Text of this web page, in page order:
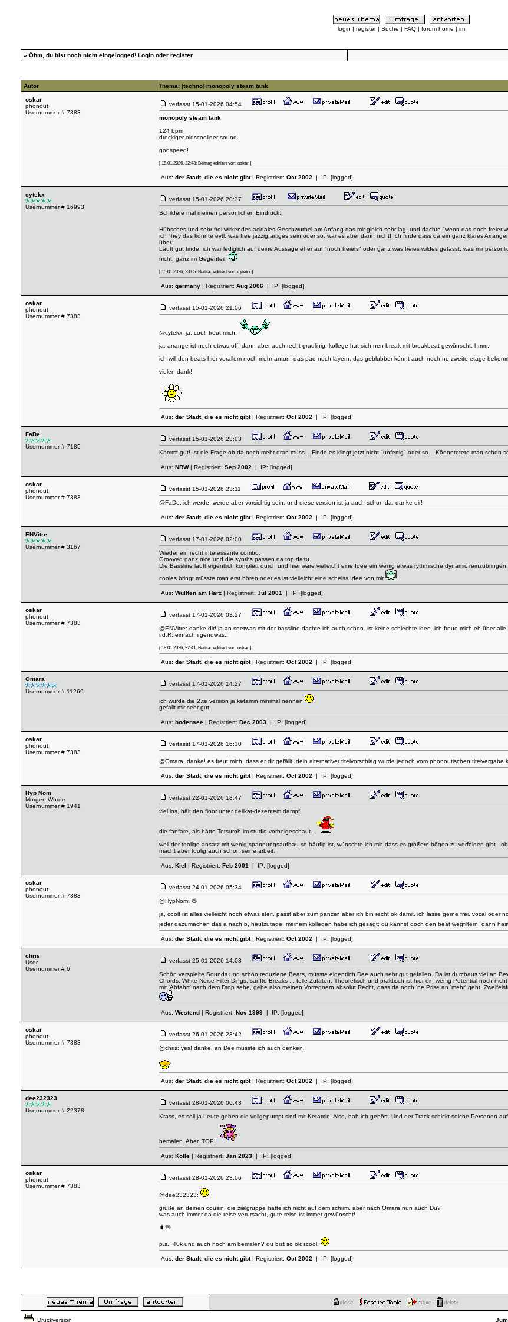
login | register | Suche | FAQ | forum home | im
» Öhm, du bist noch nicht eingelogged! Login oder register
Autor Thema: [techno] monopoly steam tank
oskar
phonout
Usernummer # 7383
verfasst 15-01-2026 04:54
monopoly steam tank
124 bpm
dreckiger oldscooliger sound.
godspeed!
[ 18.01.2026, 22:43: Beitrag editiert von: oskar ]
Aus: der Stadt, die es nicht gibt| Registriert: Oct 2002 | IP: [logged]
cytekx
Usernummer # 16993
verfasst 15-01-2026 20:37
Schildere mal meinen persönlichen Eindruck:
Hübsches und sehr frei wirkendes acidales Geschwurbel am Anfang das mir gleich sehr lag, und dachte "wenn das noch freier
ich "hey das könnte evtl. was free jazzig artiges sein oder so, war es aber dann nicht! Ich finde dass da ein ganz klares
über.
Läuft gut finde, ich war lediglich auf deine Aussage eher auf "noch freiers" oder ganz was freies wildes gefasst, was mir
nicht, ganz im Gegenteil.
[ 15.01.2026, 23:05: Beitrag editiert von: cytekx ]
Aus: germany | Registriert: Aug 2006 | IP: [logged]
oskar
phonout
Usernummer # 7383
verfasst 15-01-2026 21:06
@cytekx: ja, cool! freut mich!
ja, arrange ist noch etwas off, dann aber auch recht gradlinig. kollege hat sich nen break mit breakbeat gewünscht. hmm..
ich will den beats hier vorallem noch mehr antun, das pad noch layern, das geblubber könnt auch noch ne zweite etage
vielen dank!
Aus: der Stadt, die es nicht gibt| Registriert: Oct 2002 | IP: [logged]
FaDe
Usernummer # 7185
verfasst 15-01-2026 23:03
Kommt gut! Ist die Frage ob da noch mehr dran muss... Finde es klingt jetzt nicht "unfertig" oder so... Könnntetete man schon
Aus: NRW| Registriert: Sep 2002 | IP: [logged]
oskar
phonout
Usernummer # 7383
verfasst 15-01-2026 23:11
@FaDe: ich werde. werde aber vorsichtig sein, und diese version ist ja auch schon da. danke dir!
Aus: der Stadt, die es nicht gibt| Registriert: Oct 2002 | IP: [logged]
ENVitre
Usernummer # 3167
verfasst 17-01-2026 02:00
Wieder ein recht interessante combo.
Grooved ganz nice und die synths passen da top dazu.
Die Bassline läuft eigentlich komplett durch und hier wäre vielleicht eine Idee ein wenig etwas rythmische dynamic
cooles bringt müsste man erst hören oder es ist vielleicht eine scheiss Idee von mir
Aus: Wulften am Harz | Registriert: Jul 2001 | IP: [logged]
oskar
phonout
Usernummer # 7383
verfasst 17-01-2026 03:27
@ENVitre: danke dir! ja an soetwas mit der bassline dachte ich auch schon. ist keine schlechte idee. ich freue mich eh über
i.d.R. einfach irgendwas..
[ 18.01.2026, 22:41: Beitrag editiert von: oskar ]
Aus: der Stadt, die es nicht gibt| Registriert: Oct 2002 | IP: [logged]
Omara
Usernummer # 11269
verfasst 17-01-2026 14:27
ich würde die 2.te version ja ketamin minimal nennen
gefällt mir sehr gut
Aus: bodensee | Registriert: Dec 2003 | IP: [logged]
oskar
phonout
Usernummer # 7383
verfasst 17-01-2026 16:30
@Omara: danke! es freut mich, dass er dir gefällt! dein alternativer titelvorschlag wurde jedoch vom phonoutischen titelvergabe
Aus: der Stadt, die es nicht gibt| Registriert: Oct 2002 | IP: [logged]
Hyp Nom
Morgen Wurde
Usernummer # 1941
verfasst 22-01-2026 18:47
viel los, hält den floor unter delikat-dezentem dampf.
die fanfare, als hätte Tetsuroh im studio vorbeigeschaut.
weil der toolige ansatz mit wenig spannungsaufbau so häufig ist, wünschte ich mir, dass es größere bögen zu verfolgen gibt -
macht aber toolig auch schon seine arbeit.
Aus: Kiel | Registriert: Feb 2001 | IP: [logged]
oskar
phonout
Usernummer # 7383
verfasst 24-01-2026 05:34
@HypNom: 🖖
ja, cool! ist alles vielleicht noch etwas steif. passt aber zum panzer. aber ich bin recht ok damit. ich lasse gerne frei. vocal
jeder dazumachen das a nach b, heutzutage. meinem kollegen habe ich gesagt: du kannst doch den beat wegfiltern, dann
Aus: der Stadt, die es nicht gibt| Registriert: Oct 2002 | IP: [logged]
chris
User
Usernummer # 6
verfasst 25-01-2026 14:03
Schön verspielte Sounds und schön reduzierte Beats, müsste eigentlich Dee auch sehr gut gefallen. Da ist durchaus viel an
Chords, White-Noise-Filter-Dings, sanfte Breaks ... tolle Zutaten. Theoretisch und praktisch ist hier ein wenig Potential noch
mit 'Abfahrt' nach dem Drop sehe, gebe also meinen Vorrednern absolut Recht, dass da noch 'ne Prise an 'mehr' geht.
Aus: Westend | Registriert: Nov 1999 | IP: [logged]
oskar
phonout
Usernummer # 7383
verfasst 26-01-2026 23:42
@chris: yes! danke! an Dee musste ich auch denken.
Aus: der Stadt, die es nicht gibt| Registriert: Oct 2002 | IP: [logged]
dee232323
Usernummer # 22378
verfasst 28-01-2026 00:43
Krass, es soll ja Leute geben die vollgepumpt sind mit Ketamin. Also, hab ich gehört. Und der Track schickt solche Personen
bemalen. Aber, TOP!
Aus: Kölle | Registriert: Jan 2023 | IP: [logged]
oskar
phonout
Usernummer # 7383
verfasst 28-01-2026 23:06
@dee232323:
grüße an deinen cousin! die zielgruppe hatte ich nicht auf dem schirm, aber nach Omara nun auch Du?
was auch immer da die reise verursacht, gute reise ist immer gewünscht!
🧳🖖
p.s.: 40k und auch noch am bemalen? du bist so oldscool!
Aus: der Stadt, die es nicht gibt| Registriert: Oct 2002 | IP: [logged]
Druckversion